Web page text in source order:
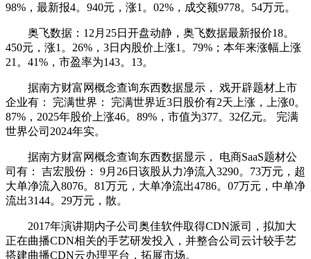
98%，最新报4。940元，涨1。02%，成交额9778。54万元。
奥飞数据：12月25日开盘动静，奥飞数据最新报价18。
450元，涨1。26%，3日内股价上涨1。79%；本年来涨幅上涨
21。41%，市盈率为143。13。
据南方财富网概念查询东西数据显示， 戏开辟题材上市
企业有： 完满世界： 完满世界近3日股价有2天上涨，上涨0。
87%，2025年股价上涨46。89%，市值为377。32亿元。 完满
世界公司2024年实。
据南方财富网概念查询东西数据显示， 电商SaaS题材公
司有： 吉宏股份： 9月26日该股从力净流入3290。73万元，超
大单净流入8076。81万元，大单净流出4786。07万元，中单净
流出3144。29万元，散。
2017年演讲期内子公司奥佳软件取得CDN派司，拟加大
正在曲播CDN相关的手艺研发投入，并整合公司云计较手艺
搭建曲播CDN云办理平台，拓展市场。